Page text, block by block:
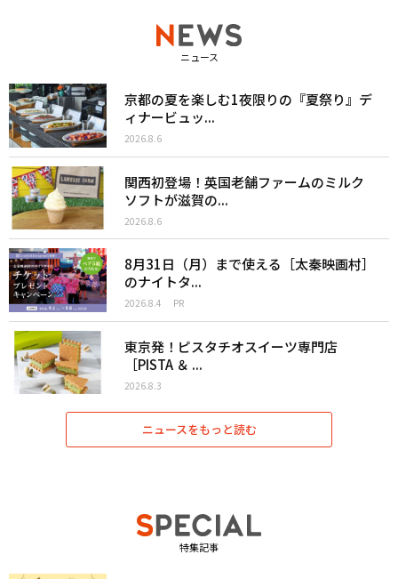
ニュース
京都の夏を楽しむ1夜限りの『夏祭り』デ
ィナービュッ...
2026.8.6
関西初登場！英国老舗ファームのミルク
ソフトが滋賀の...
2026.8.6
8月31日（月）まで使える［太秦映画村］
のナイトタ...
2026.8.4 PR
東京発！ピスタチオスイーツ専門店
［PISTA ＆ ...
2026.8.3
ニュースをもっと読む
特集記事